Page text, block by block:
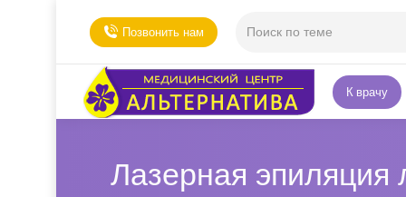
Позвонить нам
К врачу
Лазерная